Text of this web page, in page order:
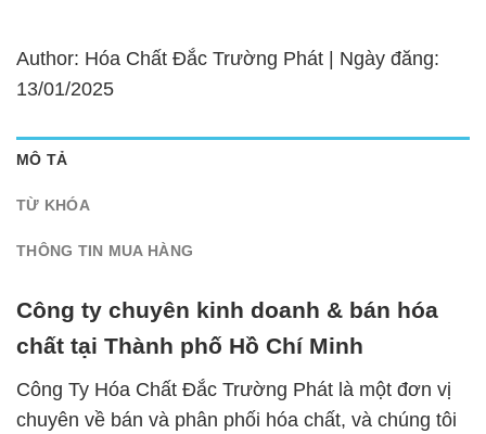
Author: Hóa Chất Đắc Trường Phát | Ngày đăng:
13/01/2025
MÔ TẢ
TỪ KHÓA
THÔNG TIN MUA HÀNG
Công ty chuyên kinh doanh & bán hóa
chất tại Thành phố Hồ Chí Minh
Công Ty Hóa Chất Đắc Trường Phát là một đơn vị
chuyên về bán và phân phối hóa chất, và chúng tôi